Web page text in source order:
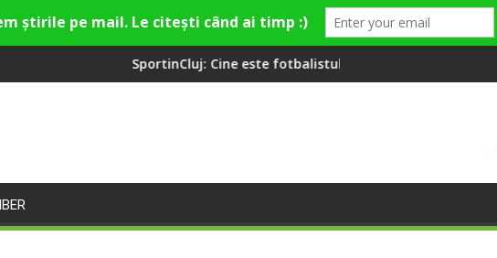
Cine este fotbalistul cu două diplome care a învățat româna la 2 ani
Compania de Apă